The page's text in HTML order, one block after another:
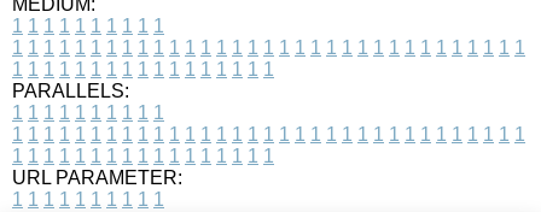
MEDIUM:
1 1 1 1 1 1 1 1 1 1
1 1 1 1 1 1 1 1 1 1 1 1 1 1 1 1 1 1 1 1 1 1 1 1 1 1 1 1 1 1 1 1 1
1 1 1 1 1 1 1 1 1 1 1 1 1 1 1 1 1
PARALLELS:
1 1 1 1 1 1 1 1 1 1
1 1 1 1 1 1 1 1 1 1 1 1 1 1 1 1 1 1 1 1 1 1 1 1 1 1 1 1 1 1 1 1 1
1 1 1 1 1 1 1 1 1 1 1 1 1 1 1 1 1
URL PARAMETER:
1 1 1 1 1 1 1 1 1 1